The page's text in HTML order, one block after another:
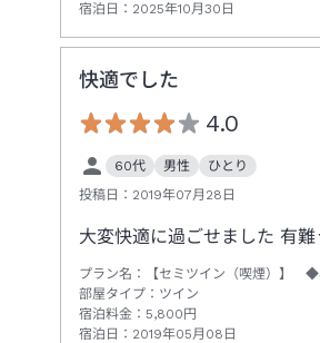
宿泊日： 2025年10月30日
快適でした
4.0
60代 男性
ひとり
投稿日： 2019年07月28日
大変快適に過ごせました 有
プラン名：
【セミツイン（喫煙）】
部屋タイプ： ツイン
宿泊料金： 5,800円
宿泊日： 2019年05月08日